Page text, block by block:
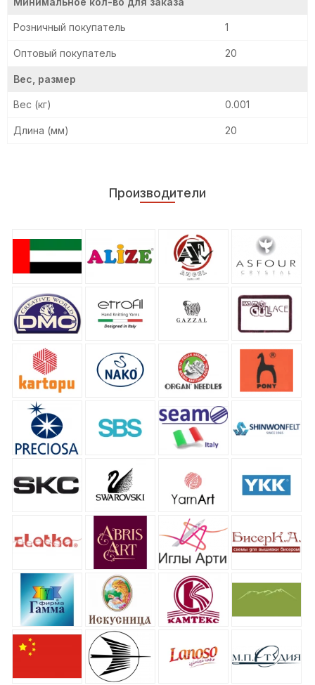
Розничный покупатель 1
Оптовый покупатель 20
Вес, размер
Вес (кг) 0.001
Длина (мм) 20
Производители